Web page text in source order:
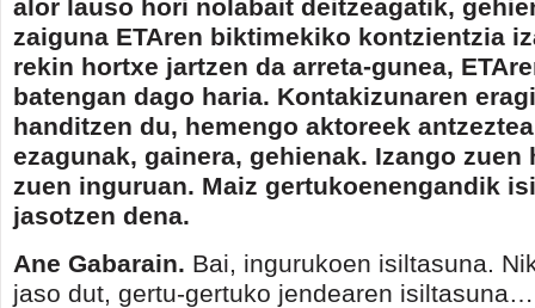
alor lauso hori nolabait deitzeagatik,
zaiguna ETAren biktimekiko kontzientzia
rekin hortxe jartzen da arreta-gunea,
batengan dago haria. Kontakizunaren
handitzen du, hemengo aktoreek
ezagunak, gainera, gehienak. Izango zuen
zuen inguruan. Maiz gertukoenengandik
jasotzen dena.
Ane Gabarain. Bai, ingurukoen isiltasuna.
jaso dut, gertu-gertuko jendearen